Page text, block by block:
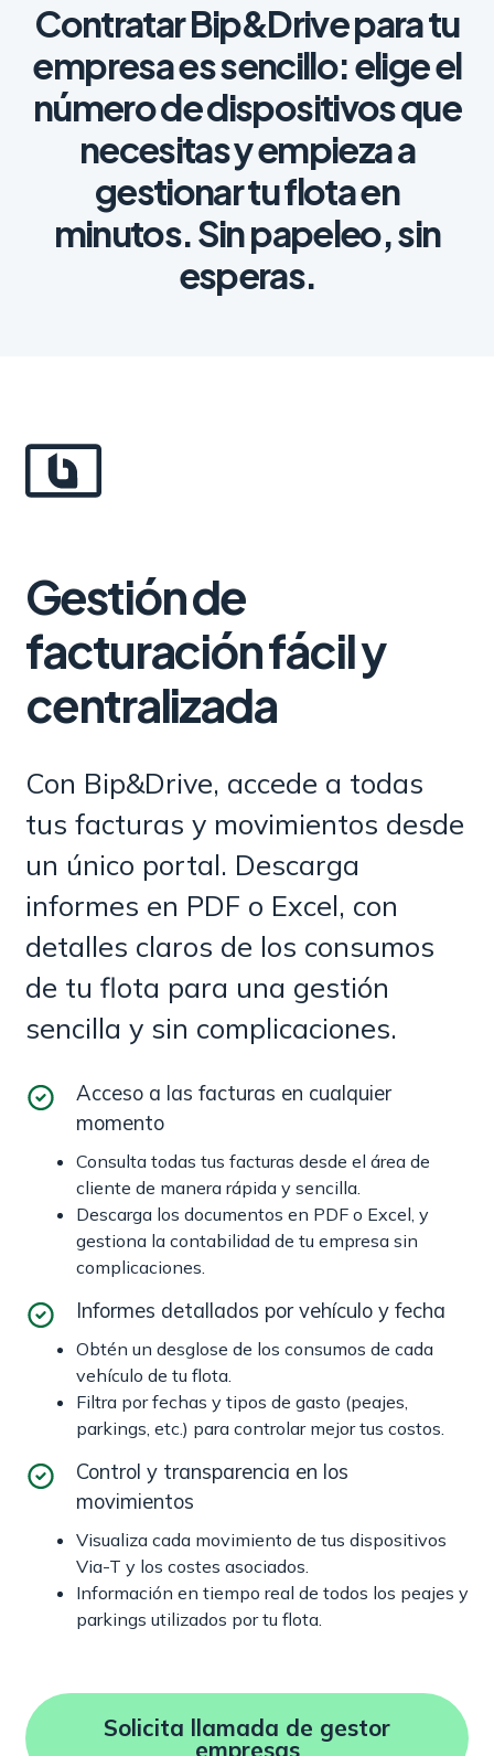
Contratar Bip&Drive para tu
empresa es sencillo:elige el
número de dispositivos que
necesitas y empieza a
gestionar tu flota en
minutos.Sin papeleo, sin
esperas.
Gestión de
facturación fácil y
centralizada
Con Bip&Drive, accede a todas
tus facturas y movimientos desde
un único portal. Descarga
informes en PDF o Excel, con
detalles claros de los consumos
de tu flota para una gestión
sencilla y sin complicaciones.
Acceso a las facturas en cualquier
momento
Consulta todas tus facturas desde el área de
cliente de manera rápida y sencilla.
Descarga los documentos en PDF o Excel, y
gestiona la contabilidad de tu empresa sin
complicaciones.
Informes detallados por vehículo y fecha
Obtén un desglose de los consumos de cada
vehículo de tu flota.
Filtra por fechas y tipos de gasto (peajes,
parkings, etc.) para controlar mejor tus costos.
Control y transparencia en los
movimientos
Visualiza cada movimiento de tus dispositivos
Via-T y los costes asociados.
Información en tiempo real de todos los peajes y
parkings utilizados por tu flota.
Solicita llamada de gestor
empresas